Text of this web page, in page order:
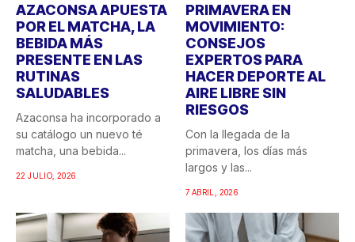
AZACONSA APUESTA
POR EL MATCHA, LA
BEBIDA MÁS
PRESENTE EN LAS
RUTINAS
SALUDABLES
Azaconsa ha incorporado a
su catálogo un nuevo té
matcha, una bebida...
22 JULIO, 2026
PRIMAVERA EN
MOVIMIENTO:
CONSEJOS
EXPERTOS PARA
HACER DEPORTE AL
AIRE LIBRE SIN
RIESGOS
Con la llegada de la
primavera, los días más
largos y las...
7 ABRIL, 2026